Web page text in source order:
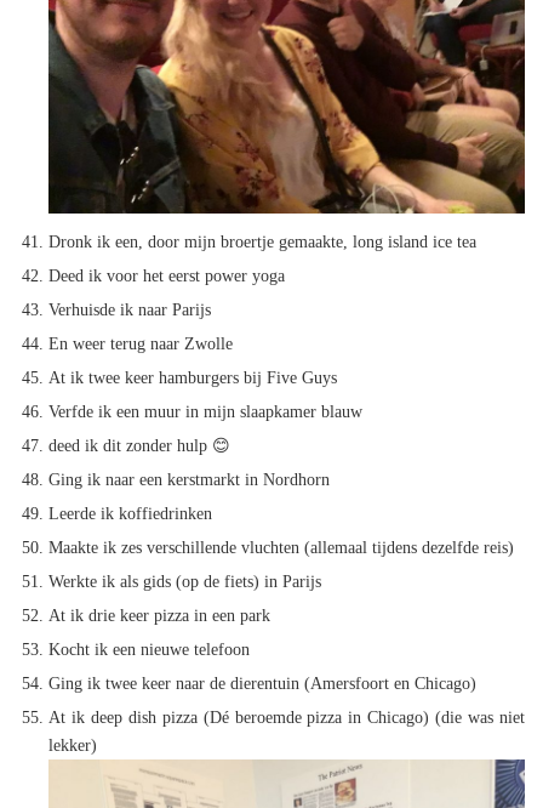
Dronk ik een, door mijn broertje gemaakte, long island ice tea
Deed ik voor het eerst power yoga
Verhuisde ik naar Parijs
En weer terug naar Zwolle
At ik twee keer hamburgers bij Five Guys
Verfde ik een muur in mijn slaapkamer blauw
deed ik dit zonder hulp 😊
Ging ik naar een kerstmarkt in Nordhorn
Leerde ik koffiedrinken
Maakte ik zes verschillende vluchten (allemaal tijdens dezelfde reis)
Werkte ik als gids (op de fiets) in Parijs
At ik drie keer pizza in een park
Kocht ik een nieuwe telefoon
Ging ik twee keer naar de dierentuin (Amersfoort en Chicago)
At ik deep dish pizza (Dé beroemde pizza in Chicago) (die was niet
lekker)